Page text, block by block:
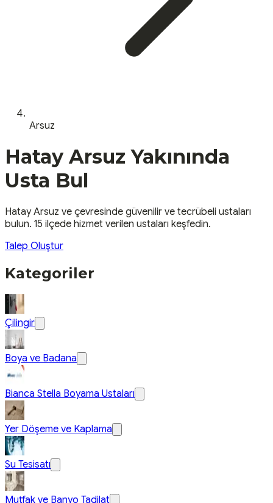
Arsuz
Hatay Arsuz Yakınında
Usta Bul
Hatay Arsuz ve çevresinde güvenilir ve tecrübeli ustaları
bulun. 15 ilçede hizmet verilen ustaları keşfedin.
Talep Oluştur
Kategoriler
Çilingir
Boya ve Badana
Bianca Stella Boyama Ustaları
Yer Döşeme ve Kaplama
Su Tesisatı
Mutfak ve Banyo Tadilat